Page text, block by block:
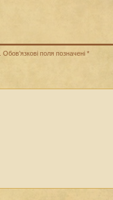
Обов’язкові поля позначені *